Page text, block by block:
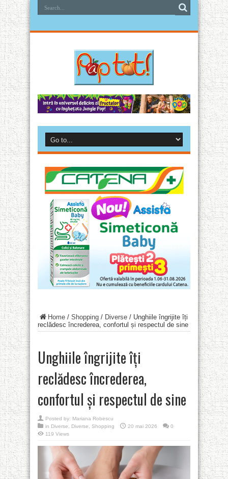
Home / Shopping / Diverse / Unghiile îngrijite îți
reclădesc încrederea, confortul și respectul de sine
Unghiile îngrijite îți
reclădesc încrederea,
confortul și respectul de sine
Posted by: Mariana Robescu
in Diverse Diverse Shopping 20 mai 2026
0
119 Views